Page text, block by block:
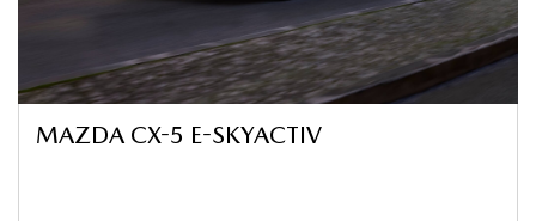
MAZDA CX-5 E-SKYACTIV